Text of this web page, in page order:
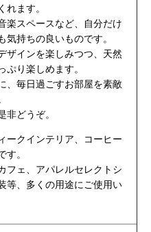
れます。
楽スペースなど、自分だけ
持ちの良いものです。
ザインを楽しみつつ、天然
ぷり楽しめます。
、毎日過ごすお部屋を素敵
非どうぞ。
ークインテリア、コーヒー
。
フェ、アパレルセレクトシ
等、多くの用途にご使用い